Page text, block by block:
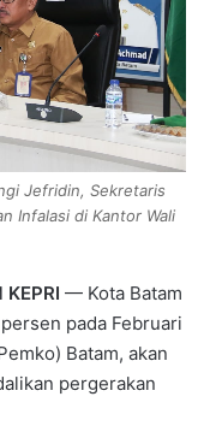
Jefridin, Sekretaris
Infalasi di Kantor Wali
— Kota Batam
pada Februari
Batam, akan
pergerakan